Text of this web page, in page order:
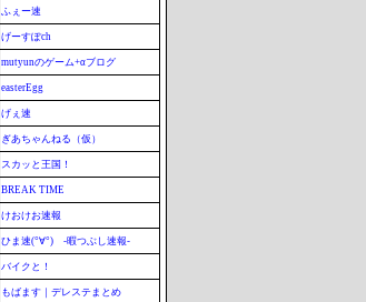
ふぇー速
げーすぽch
mutyunのゲーム+αブログ
easterEgg
げぇ速
ぎあちゃんねる（仮）
スカッと王国！
BREAK TIME
けおけお速報
ひま速(°∀°) -暇つぶし速報-
バイクと！
もばます｜デレステまとめ